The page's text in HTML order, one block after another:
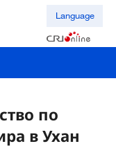
Language
по
в Ухан